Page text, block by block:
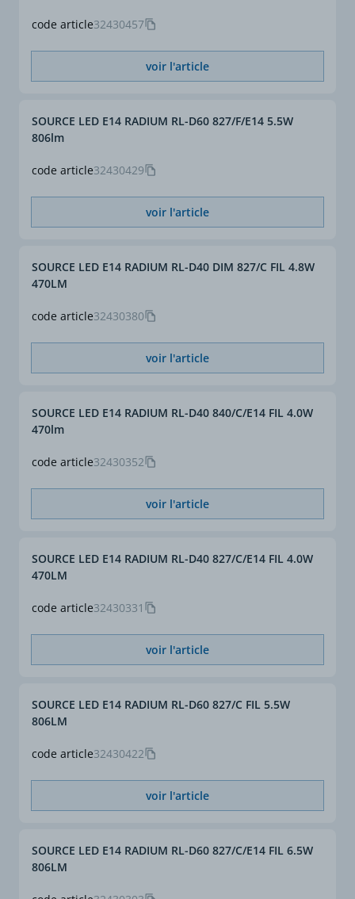
code article32430457
voir l'article
code article32430429
SOURCE LED E14 RADIUM RL-D60 827/F/E14 5.5W
806lm
voir l'article
code article32430380
SOURCE LED E14 RADIUM RL-D40 DIM 827/C FIL 4.8W
470LM
voir l'article
code article32430352
SOURCE LED E14 RADIUM RL-D40 840/C/E14 FIL 4.0W
470lm
voir l'article
code article32430331
SOURCE LED E14 RADIUM RL-D40 827/C/E14 FIL 4.0W
470LM
voir l'article
code article32430422
SOURCE LED E14 RADIUM RL-D60 827/C FIL 5.5W
806LM
voir l'article
SOURCE LED E14 RADIUM RL-D60 827/C/E14 FIL 6.5W
806LM